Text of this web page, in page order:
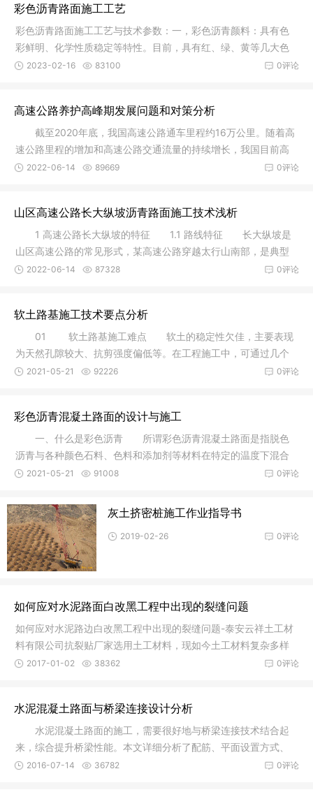
彩色沥青路面施工工艺
彩色沥青路面施工工艺与技术参数：一，彩色沥青颜料：具有色
彩鲜明、化学性质稳定等特性。目前，具有红、绿、黄等几大色
系，并可
0评论
2023-02-16 83100
高速公路养护高峰期发展问题和对策分析
截至2020年底，我国高速公路通车里程约16万公里。随着高
速公路里程的增加和高速公路交通流量的持续增长，我国目前高
速公路养
0评论
2022-06-14 89669
山区高速公路长大纵坡沥青路面施工技术浅析
1 高速公路长大纵坡的特征 1.1 路线特征 长大纵坡是
山区高速公路的常见形式，某高速公路穿越太行山南部，是典型
的山区
0评论
2022-06-14 87328
软土路基施工技术要点分析
01 软土路基施工难点 软土的稳定性欠佳，主要表现
为天然孔隙较大、抗剪强度偏低等。在工程施工中，可通过几个
特定标
0评论
2021-05-21 92226
彩色沥青混凝土路面的设计与施工
一、什么是彩色沥青 所谓彩色沥青混凝土路面是指脱色
沥青与各种颜色石料、色料和添加剂等材料在特定的温度下混合
拌和，即
0评论
2021-05-21 91008
灰土挤密桩施工作业指导书
0评论
2019-02-26
如何应对水泥路面白改黑工程中出现的裂缝问题
如何应对水泥路边白改黑工程中出现的裂缝问题-泰安云祥土工材
料有限公司抗裂贴厂家选用土工材料，现如今土工材料复杂多样
化、常用
0评论
2017-01-02 38362
水泥混凝土路面与桥梁连接设计分析
水泥混凝土路面的施工，需要很好地与桥梁连接技术结合起
来，综合提升桥梁性能。本文详细分析了配筋、平面设置方式、
搭板与桥
0评论
2016-07-14 36782